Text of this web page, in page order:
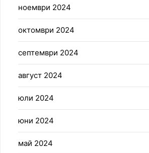
ноември 2024
октомври 2024
септември 2024
август 2024
юли 2024
юни 2024
май 2024